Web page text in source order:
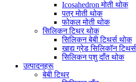
Icosahedron मोती थोक
पत्र मोती थोक
फोकल मोती थोक
सिलिकन टिथर थोक
सिलिकन बेबी टिथर्स थोक
खाद्य ग्रेड सिलिकॉन
सिलिकन पशु दाँत थोक
उत्पादनहरू
बेबी टिथर